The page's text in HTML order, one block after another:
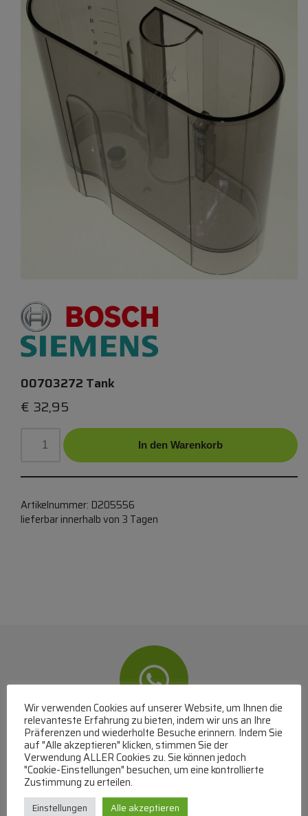
00703272 Tank
€ 32,95
In den Warenkorb
Artikelnummer: D205556
lieferbar innerhalb von 3 Tagen
WhatsApp
Mit WhatsApp Kontakt mit dem Service Team
aufnehmen
(MO-DO 8-17, FR 8-15 Uhr,+43 1 267 67 60
Wir verwenden Cookies auf unserer Website, um Ihnen die
relevanteste Erfahrung zu bieten, indem wir uns an Ihre
Präferenzen und wiederholte Besuche erinnern. Indem Sie
auf "Alle akzeptieren" klicken, stimmen Sie der
Verwendung ALLER Cookies zu. Sie können jedoch
"Cookie-Einstellungen" besuchen, um eine kontrollierte
Zustimmung zu erteilen.
Einstellungen Alle akzeptieren